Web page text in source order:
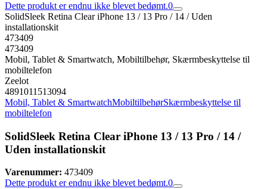
Dette produkt er endnu ikke blevet bedømt.0
SolidSleek Retina Clear iPhone 13 / 13 Pro / 14 / Uden
installationskit
473409
473409
Mobil, Tablet & Smartwatch, Mobiltilbehør, Skærmbeskyttelse til
mobiltelefon
Zeelot
4891011513094
Mobil, Tablet & SmartwatchMobiltilbehørSkærmbeskyttelse til
mobiltelefon
SolidSleek Retina Clear iPhone 13 / 13 Pro / 14 /
Uden installationskit
Varenummer: 473409
Dette produkt er endnu ikke blevet bedømt.0